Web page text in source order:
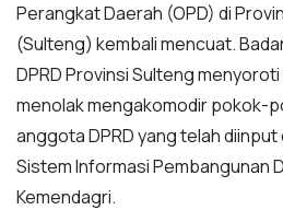
Perangkat Daerah (OPD) di
(Sulteng) kembali mencuat.
DPRD Provinsi Sulteng
menolak mengakomodir pokok-
anggota DPRD yang telah
Sistem Informasi Pembangunan
Kemendagri.